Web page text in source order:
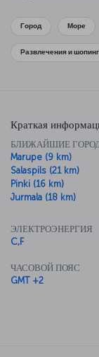
Город Море
Развлечения и шопинг
Краткая
БЛИЖАЙШИЕ
Marupe (9 km)
Salaspils (21 km)
Pinki (16 km)
Jurmala (18 km)
ЭЛЕКТРОЭНЕРГИЯ
C,F
ЧАСОВОЙ ПОЯС
GMT +2